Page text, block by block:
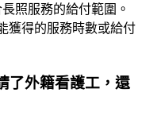
照服務的給付範圍。
獲得的服務時數或給付
了外籍看護工，還